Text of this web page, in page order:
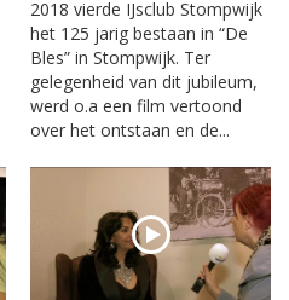
2018 vierde IJsclub Stompwijk
het 125 jarig bestaan in “De
Bles” in Stompwijk. Ter
gelegenheid van dit jubileum,
werd o.a een film vertoond
over het ontstaan en de...